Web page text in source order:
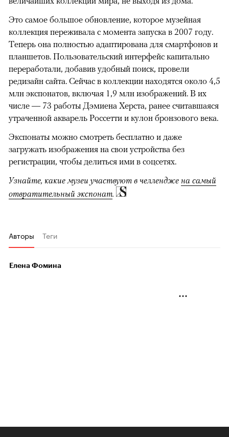
Это самое большое обновление, которое музейная
коллекция переживала с момента запуска в 2007 году.
Теперь она полностью адаптирована для смартфонов и
планшетов. Пользовательский интерфейс капитально
переработали, добавив удобный поиск, провели
редизайн сайта. Сейчас в коллекции находятся около 4,5
млн экспонатов, включая 1,9 млн изображений. В их
числе — 73 работы Дэмиена Херста, ранее считавшаяся
утраченной акварель Россетти и кулон бронзового века.
Экспонаты можно смотреть бесплатно и даже
загружать изображения на свои устройства без
регистрации, чтобы делиться ими в соцсетях.
Узнайте, какие музеи участвуют в челлендже на самый
отвратительный экспонат.
Авторы Теги
Елена Фомина